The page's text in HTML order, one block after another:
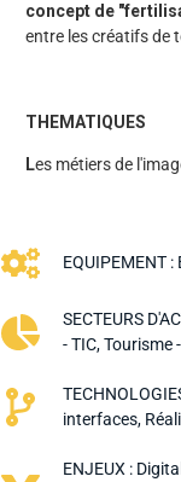
concept de
entre les créatifs de
THEMATIQUES
Les métiers de
EQUIPEMENT :
SECTEURS
- TIC,Tourisme
interfaces,
ENJEUX :